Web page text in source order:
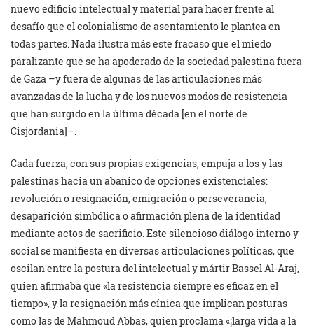
nuevo edificio intelectual y material para hacer frente al
desafío que el colonialismo de asentamiento le plantea en
todas partes. Nada ilustra más este fracaso que el miedo
paralizante que se ha apoderado de la sociedad palestina fuera
de Gaza –y fuera de algunas de las articulaciones más
avanzadas de la lucha y de los nuevos modos de resistencia
que han surgido en la última década [en el norte de
Cisjordania]–.
Cada fuerza, con sus propias exigencias, empuja a los y las
palestinas hacia un abanico de opciones existenciales:
revolución o resignación, emigración o perseverancia,
desaparición simbólica o afirmación plena de la identidad
mediante actos de sacrificio. Este silencioso diálogo interno y
social se manifiesta en diversas articulaciones políticas, que
oscilan entre la postura del intelectual y mártir Bassel Al-Araj,
quien afirmaba que «la resistencia siempre es eficaz en el
tiempo», y la resignación más cínica que implican posturas
como las de Mahmoud Abbas, quien proclama «¡larga vida a la